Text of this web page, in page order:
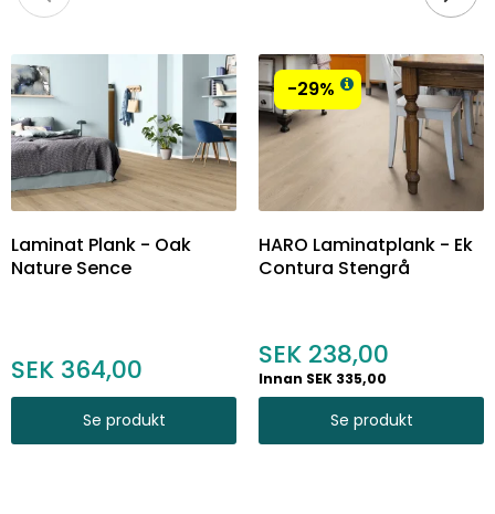
Laminat Plank - Oak
Nature Sence
364,00
Se produkt
-29%
HARO Laminatplank - Ek
Contura Stengrå
238,00
Innan SEK 335,00
Se produkt